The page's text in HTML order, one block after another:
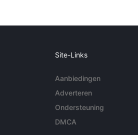
Site-Links
Aanbiedingen
Adverteren
Ondersteuning
DMCA